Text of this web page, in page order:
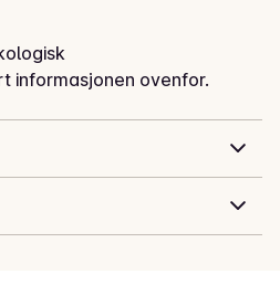
informasjonen ovenfor.